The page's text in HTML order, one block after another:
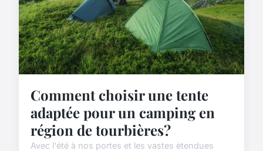
Comment choisir une tente
adaptée pour un camping en
région de tourbières?
Avec l'été à nos portes et les vastes étendues